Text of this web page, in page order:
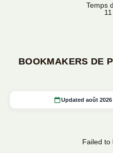
Temps
BOOKMAKERS DE
Updated août 2026
Failed to